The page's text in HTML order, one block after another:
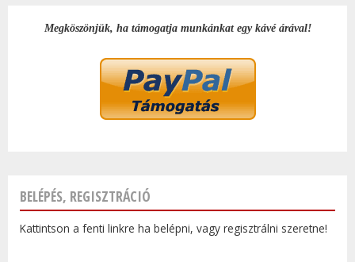
Megköszönjük, ha támogatja munkánkat egy kávé árával!
BELÉPÉS, REGISZTRÁCIÓ
Kattintson a fenti linkre ha belépni, vagy regisztrálni szeretne!